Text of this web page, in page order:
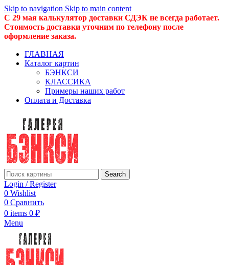
Skip to navigation Skip to main content
С 29 мая калькулятор доставки СДЭК не всегда работает.
Стоимость доставки уточним по телефону после
оформление заказа.
ГЛАВНАЯ
Каталог картин
БЭНКСИ
КЛАССИКА
Примеры наших работ
Оплата и Доставка
Search
Login / Register
0 Wishlist
0 Сравнить
0 items 0 ₽
Menu